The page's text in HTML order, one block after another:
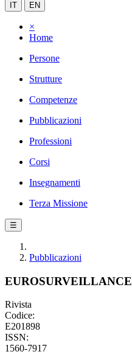
IT EN
×
Home
Persone
Strutture
Competenze
Pubblicazioni
Professioni
Corsi
Insegnamenti
Terza Missione
☰
Pubblicazioni
EUROSURVEILLANCE
Rivista
Codice:
E201898
ISSN:
1560-7917